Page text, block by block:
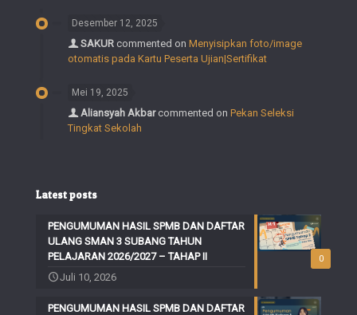
Desember 12, 2025
SAKUR commented on Menyisipkan foto/image
otomatis pada Kartu Peserta Ujian|Sertifikat
Mei 19, 2025
Aliansyah Akbarcommented on Pekan Seleksi
Tingkat Sekolah
Latest posts
0
PENGUMUMAN HASIL SPMB DAN DAFTAR
ULANG SMAN 3 SUBANG TAHUN
PELAJARAN 2026/2027 – TAHAP II
Juli 10, 2026
PENGUMUMAN HASIL SPMB DAN DAFTAR